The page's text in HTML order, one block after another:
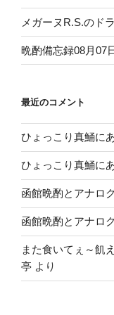
メガーヌR.S.のド
晩酌備忘録08月07
最近のコメント
ひょっこり真鯒に
ひょっこり真鯒に
函館晩酌とアナロ
函館晩酌とアナロ
また食いてぇ～飢
亭 より